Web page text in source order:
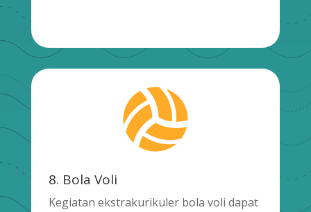

8. Bola Voli
Kegiatan ekstrakurikuler bola voli dapat